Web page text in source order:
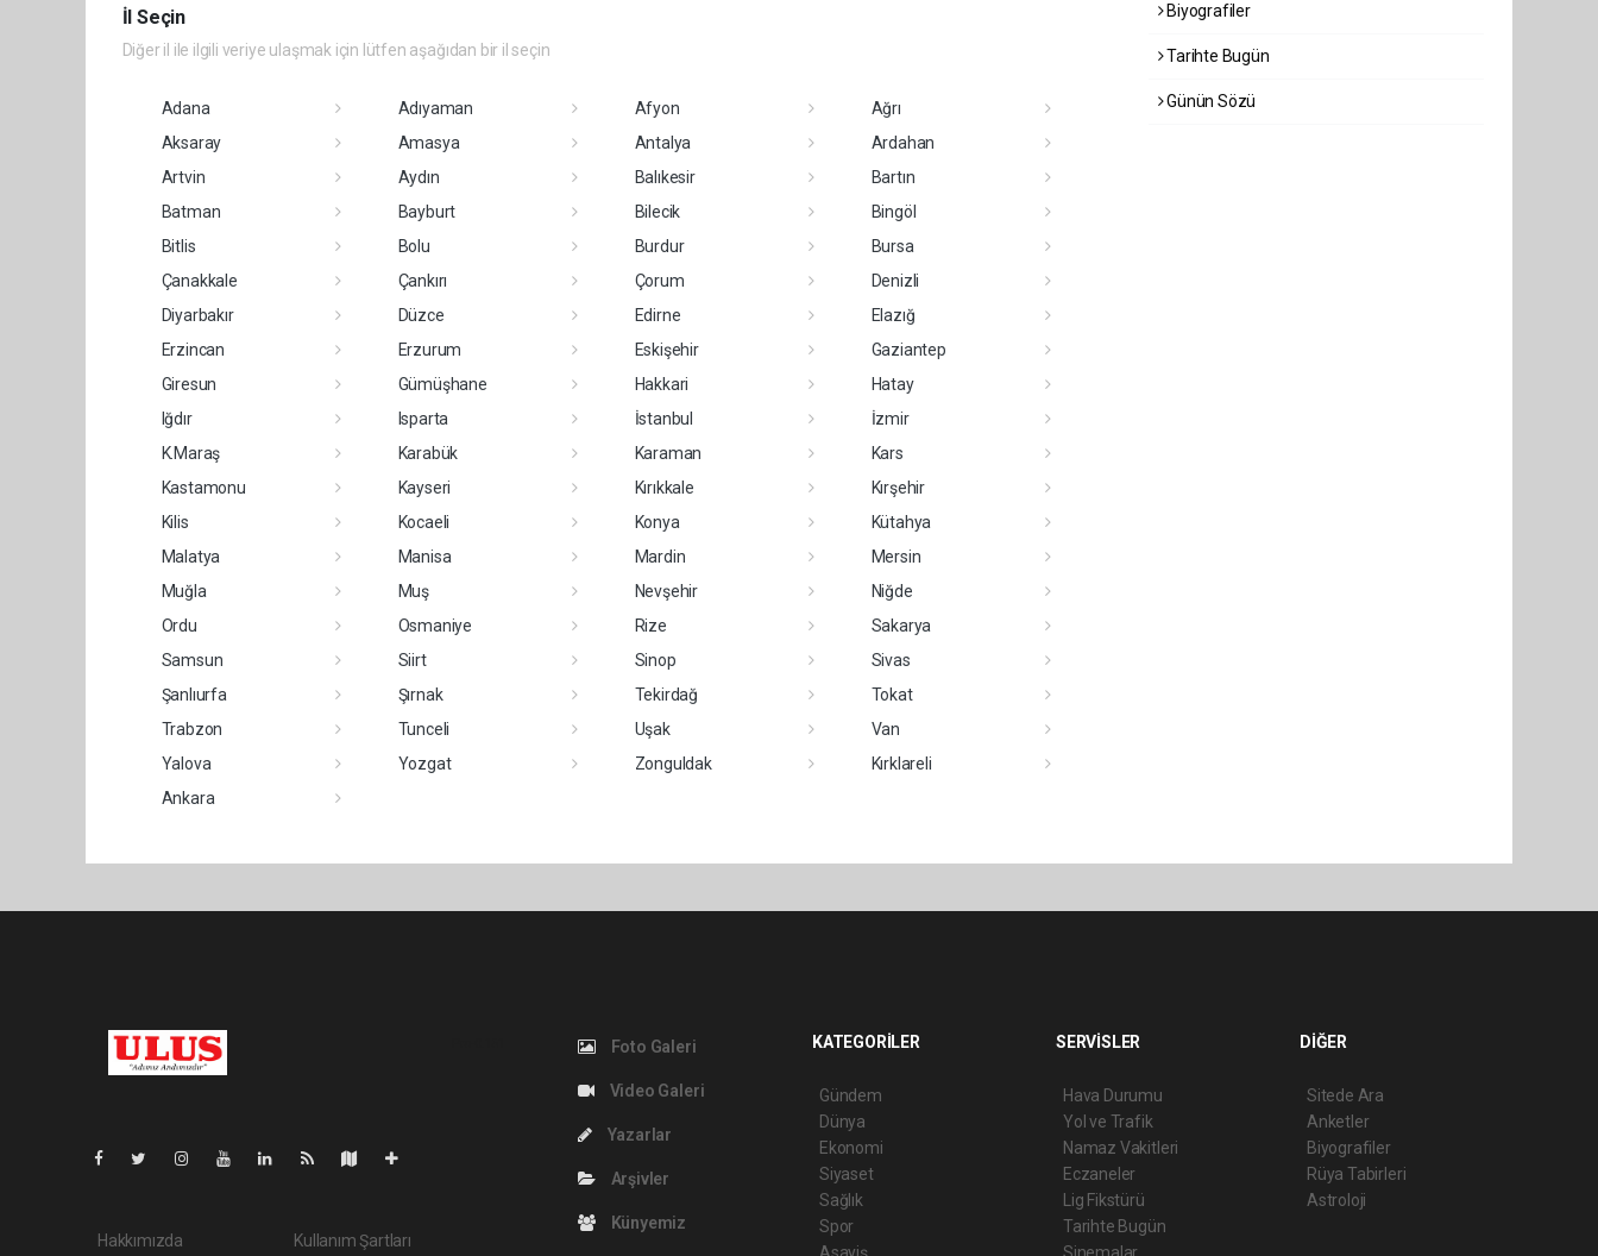
İl Seçin
Diğer il ile ilgili veriye ulaşmak için lütfen aşağıdan bir il seçin
Adana Adıyaman Afyon
Ağrı
Aksaray
Amasya Antalya
Ardahan
Artvin
Aydın Balıkesir
Bartın
Batman
Bayburt Bilecik
Bingöl
Bitlis
Bolu Burdur
Bursa
Çanakkale
Çankırı Çorum
Denizli
Diyarbakır
Düzce Edirne
Elazığ
Erzincan
Erzurum Eskişehir
Gaziantep
Giresun
Gümüşhane Hakkari
Hatay
Iğdır
Isparta İstanbul
İzmir
K.Maraş
Karabük Karaman
Kars
Kastamonu
Kayseri Kırıkkale
Kırşehir
Kilis
Kocaeli Konya
Kütahya
Malatya
Manisa Mardin
Mersin
Muğla
Muş Nevşehir
Niğde
Ordu
Osmaniye Rize
Sakarya
Samsun
Siirt Sinop
Sivas
Şanlıurfa
Şırnak Tekirdağ
Tokat
Trabzon
Tunceli Uşak
Van
Yalova
Yozgat Zonguldak
Kırklareli
Ankara
Biyografiler
Tarihte Bugün
Günün Sözü
Hakkımızda Kullanım Şartları
Foto Galeri
Video Galeri
Yazarlar
Arşivler
Künyemiz
KATEGORİLER
Gündem
Dünya
Ekonomi
Siyaset
Sağlık
Spor
Asayiş
SERVİSLER
Hava Durumu
Yol ve Trafik
Namaz Vakitleri
Eczaneler
Lig Fikstürü
Tarihte Bugün
Sinemalar
DİĞER
Sitede Ara
Anketler
Biyografiler
Rüya Tabirleri
Astroloji